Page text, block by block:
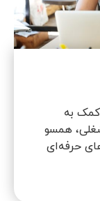
کمک به
همسو
حرفه‌ای